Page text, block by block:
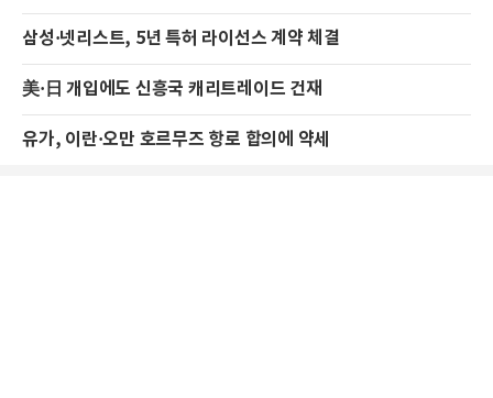
삼성·넷리스트, 5년 특허 라이선스 계약 체결
美·日 개입에도 신흥국 캐리트레이드 건재
유가, 이란·오만 호르무즈 항로 합의에 약세